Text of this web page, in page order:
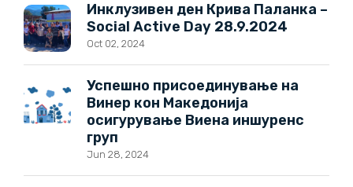
Инклузивен ден Крива Паланка –
Social Active Day 28.9.2024
Oct 02, 2024
Успешно присоединување на
Винер кон Македонија
осигурување Виена иншуренс
груп
Jun 28, 2024